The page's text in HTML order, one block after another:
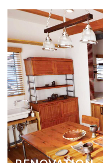
当社は、個人情報の正
セキュリティに万全の
ご本人の照会
お客さまがご本人の個
をご希望される場合に
上、対応させていただ